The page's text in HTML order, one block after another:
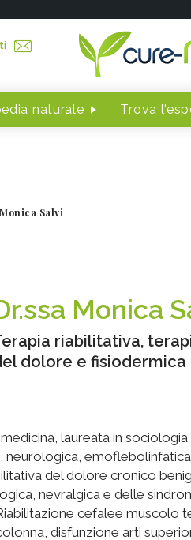
naturale Trova
Salvi
Monica
riabilitativa,
dolore e fisiodermica
laureata in
neurologica,
del dolore cronico
nevralgica e delle
cefalee muscolo
disfunzione arti